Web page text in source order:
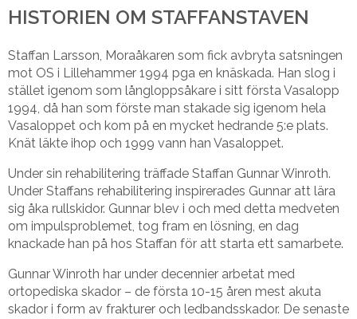
HISTORIEN OM STAFFANSTAVEN
Staffan Larsson, Moraåkaren som fick avbryta satsningen
mot OS i Lillehammer 1994 pga en knäskada. Han slog i
stället igenom som långloppsåkare i sitt första Vasalopp
1994, då han som förste man stakade sig igenom hela
Vasaloppet och kom på en mycket hedrande 5:e plats.
Knät läkte ihop och 1999 vann han Vasaloppet.
Under sin rehabilitering träffade Staffan Gunnar Winroth.
Under Staffans rehabilitering inspirerades Gunnar att lära
sig åka rullskidor. Gunnar blev i och med detta medveten
om impulsproblemet, tog fram en lösning, en dag
knackade han på hos Staffan för att starta ett samarbete.
Gunnar Winroth har under decennier arbetat med
ortopediska skador – de första 10-15 åren mest akuta
skador i form av frakturer och ledbandsskador. De senaste